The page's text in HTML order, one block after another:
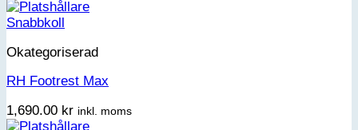
Snabbkoll
Okategoriserad
RH Footrest Max
1,690.00 kr inkl. moms